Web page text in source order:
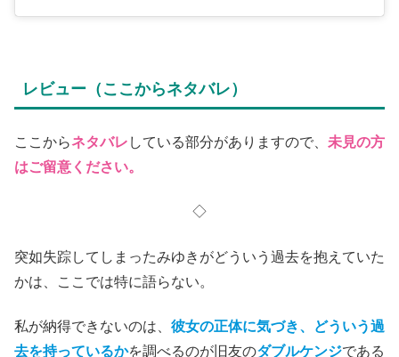
レビュー（ここからネタバレ）
ここからネタバレ している部分がありますので、 未見の方
はご留意ください。
◇
突如失踪してしまったみゆきがどういう過去を抱えていた
かは、ここでは特に語らない。
私が納得できないのは、 彼女の正体に気づき、どういう過
去を持っているかを調べるのが旧友のダブルケンジである